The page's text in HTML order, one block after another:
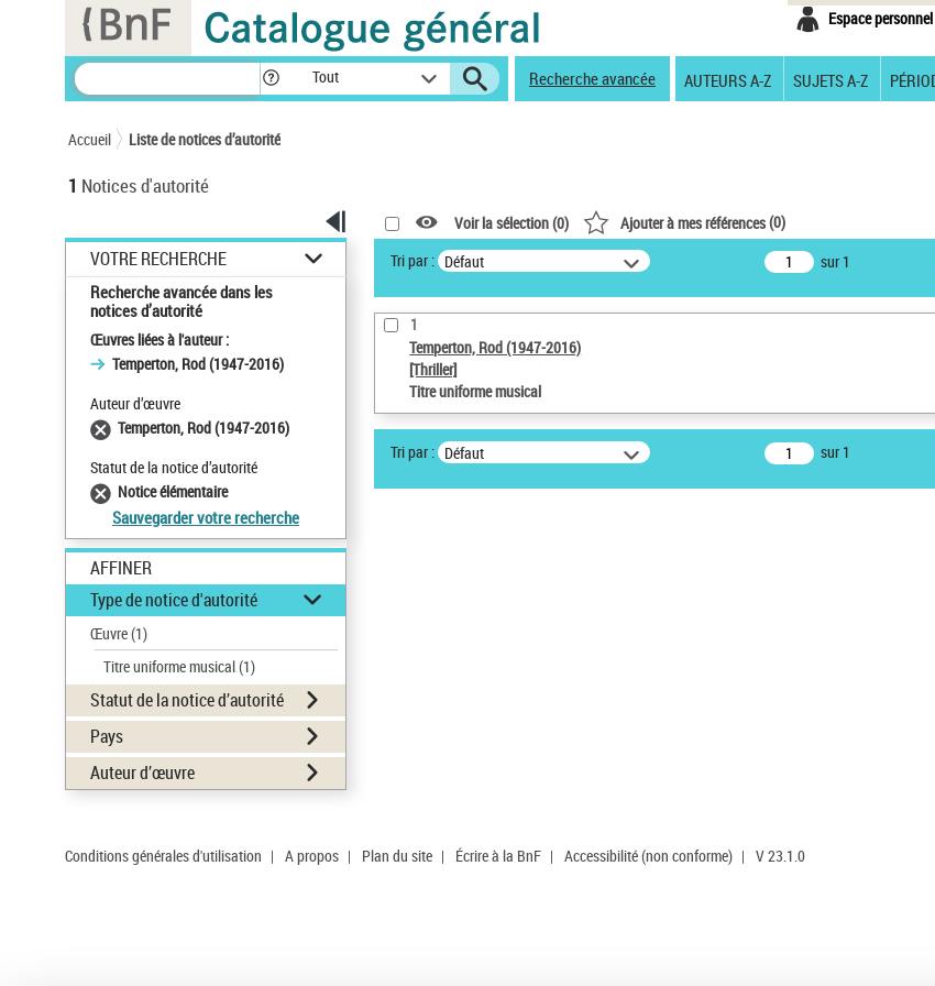
Espace personnel
Tout Recherche avancée AUTEURS A-Z SUJETS A-Z
Accueil Liste de notices d’autorité
1 Notices d'autorité
VOTRE RECHERCHE
Recherche avancée dans les
notices d’autorité
Œuvres liées à l'auteur :
Temperton, Rod (1947-2016)
Auteur d’œuvre
Temperton, Rod (1947-2016)
Statut de la notice d’autorité
Notice élémentaire
Sauvegarder votre recherche
AFFINER
Type de notice d'autorité
Œuvre(1)
Titre uniforme musical(1)
Statut de la notice d’autorité
Pays
Auteur d’œuvre
Voir la sélection (0) Ajouter à mes références(0)
Tri par : Défaut sur 1
1
Temperton, Rod (1947-2016)
[Thriller]
Titre uniforme musical
Tri par : Défaut sur 1
Conditions générales d'utilisation | A propos | Plan du site | Écrire à la BnF | Accessibilité (non conforme) | V 23.1.0
Panneau de gestion des cookies